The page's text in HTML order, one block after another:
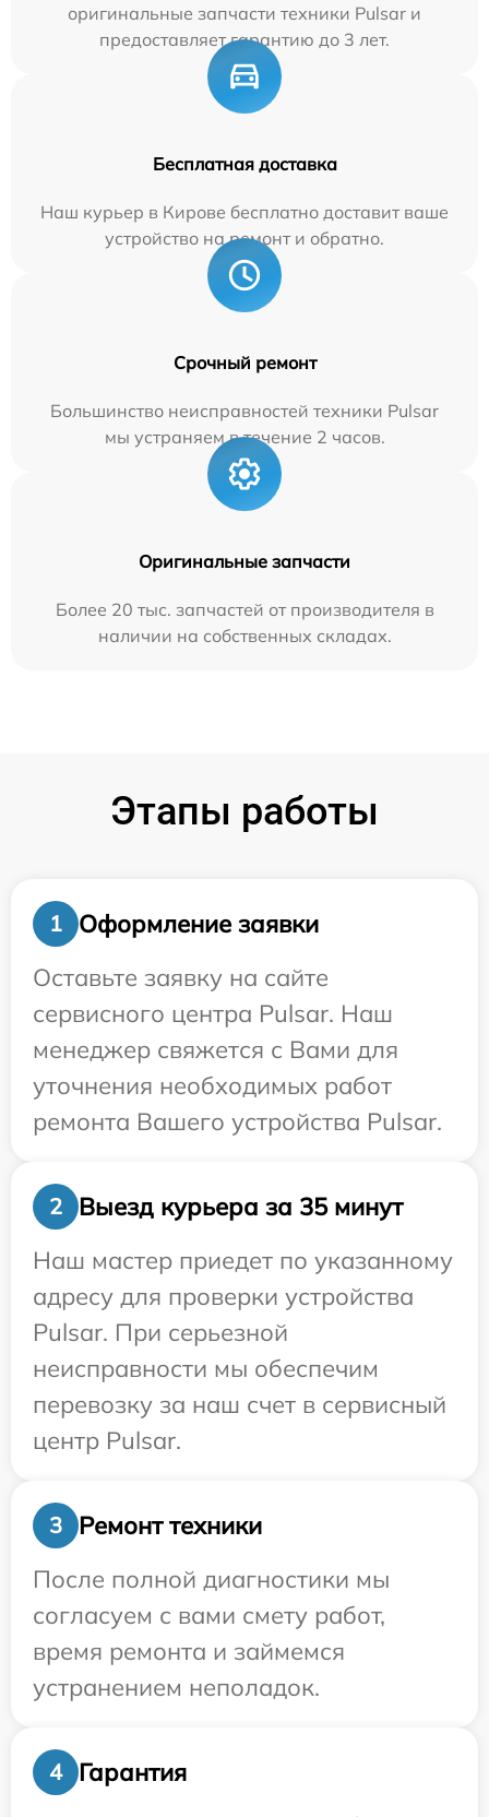
оригинальные запчасти техники Pulsar и
предоставляет гарантию до 3 лет.
Бесплатная доставка
Наш курьер в Кирове бесплатно доставит ваше
устройство на ремонт и обратно.
Срочный ремонт
Большинство неисправностей техники Pulsar
мы устраняем в течение 2 часов.
Оригинальные запчасти
Более 20 тыс. запчастей от производителя в
наличии на собственных складах.
Этапы работы
1
Оформление заявки
Оставьте заявку на сайте
сервисного центра Pulsar. Наш
менеджер свяжется с Вами для
уточнения необходимых работ
ремонта Вашего устройства Pulsar.
2
Выезд курьера за 35 минут
Наш мастер приедет по указанному
адресу для проверки устройства
Pulsar. При серьезной
неисправности мы обеспечим
перевозку за наш счет в сервисный
центр Pulsar.
3
Ремонт техники
После полной диагностики мы
согласуем с вами смету работ,
время ремонта и займемся
устранением неполадок.
4
Гарантия